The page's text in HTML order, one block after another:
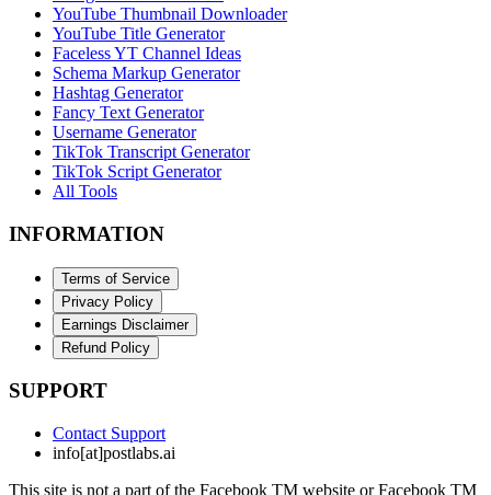
YouTube Thumbnail Downloader
YouTube Title Generator
Faceless YT Channel Ideas
Schema Markup Generator
Hashtag Generator
Fancy Text Generator
Username Generator
TikTok Transcript Generator
TikTok Script Generator
All Tools
INFORMATION
Terms of Service
Privacy Policy
Earnings Disclaimer
Refund Policy
SUPPORT
Contact Support
info[at]postlabs.ai
This site is not a part of the Facebook TM website or Facebook TM